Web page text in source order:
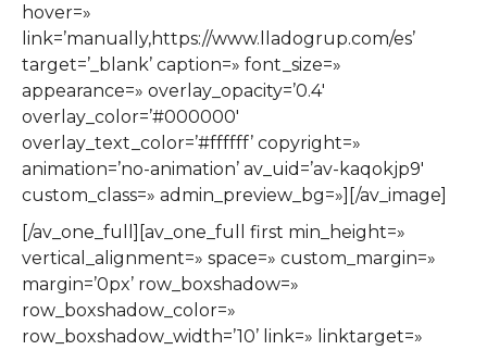
hover=»
link=’manually,https://www.lladogrup.com/es’
target=’_blank’ caption=» font_size=»
appearance=» overlay_opacity=’0.4′
overlay_color=’#000000′
overlay_text_color=’#ffffff’ copyright=»
animation=’no-animation’ av_uid=’av-kaqokjp9′
custom_class=» admin_preview_bg=»][/av_image]
[/av_one_full][av_one_full first min_height=»
vertical_alignment=» space=» custom_margin=»
margin=’0px’ row_boxshadow=»
row_boxshadow_color=»
row_boxshadow_width=’10’ link=» linktarget=»